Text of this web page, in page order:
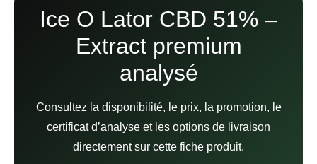
Ice O Lator CBD 51% –
Extract premium
analysé
Consultez la disponibilité, le prix, la promotion, le
certificat d’analyse et les options de livraison
directement sur cette fiche produit.